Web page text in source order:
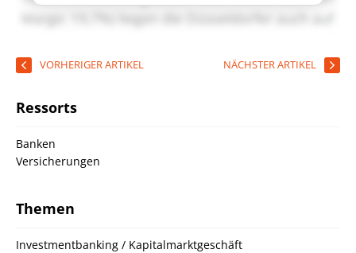
VORHERIGER ARTIKEL NÄCHSTER ARTIKEL
Ressorts
Banken
Versicherungen
Themen
Investmentbanking / Kapitalmarktgeschäft